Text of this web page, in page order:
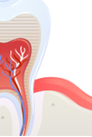
상담 및 새소식
온라인상담
공지&새소식
Case Report